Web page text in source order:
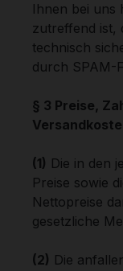
Ihnen bei uns
zutreffend ist,
technisch
durch SPAM-
§ 3 Preise,
(1) Die in den
Preise sowie
Nettopreise
gesetzliche
(2) Die